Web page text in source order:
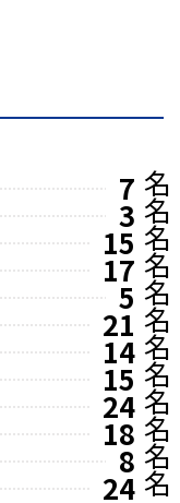
7
3
15
17
5
21
14
15
24
18
8
24